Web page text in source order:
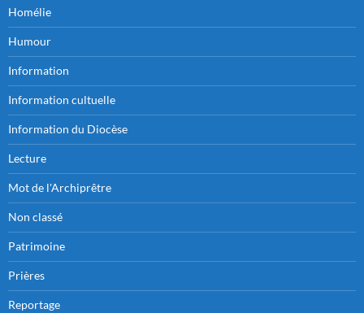
Homélie
Humour
Information
Information cultuelle
Information du Diocèse
Lecture
Mot de l'Archiprêtre
Non classé
Patrimoine
Prières
Reportage